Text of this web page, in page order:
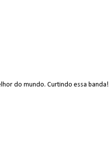
do mundo. Curtindo essa banda!